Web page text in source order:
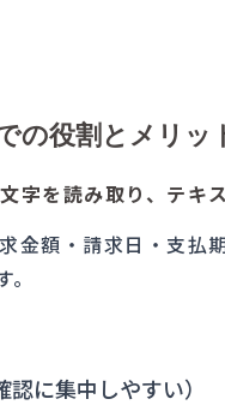
の役割とメリッ
字を読み取り、テキ
金額・請求日・支
に集中しやすい）